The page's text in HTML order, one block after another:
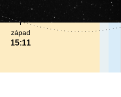
západ
15:11